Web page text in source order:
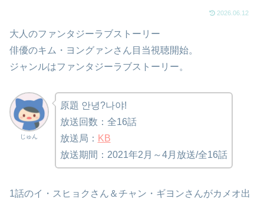
2026.06.12
大人のファンタジーラブストーリー
俳優のキム・ヨングァンさん目当視聴開始。
ジャンルはファンタジーラブストーリー。
じゅん
原題 안녕?나야!
放送回数：全16話
放送局： KB
放送期間：2021年2月～4月放送/全16話
1話のイ・スヒョクさん＆チャン・ギヨンさんがカメオ出